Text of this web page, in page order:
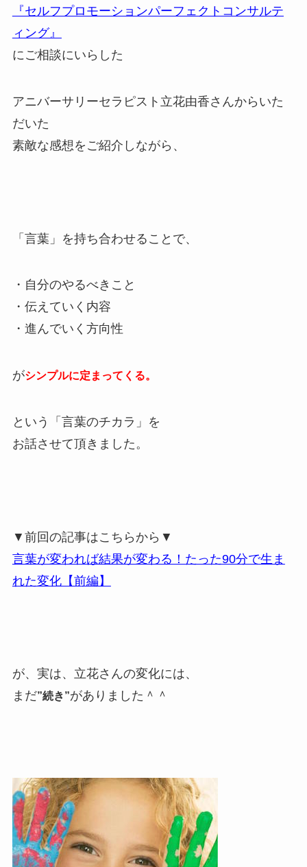
『セルフプロモーションパーフェクトコンサルテ
ィング』
にご相談にいらした
アニバーサリーセラピスト立花由香さんからいた
だいた
素敵な感想をご紹介しながら、
「言葉」を持ち合わせることで、
・自分のやるべきこと
・伝えていく内容
・進んでいく方向性
がシンプルに定まってくる。
という「言葉のチカラ」を
お話させて頂きました。
▼前回の記事はこちらから▼
言葉が変われば結果が変わる！たった90分で生ま
れた変化【前編】
が、実は、立花さんの変化には、
まだ”続き”がありました＾＾